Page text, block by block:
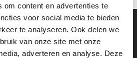
om content en advertenties te
voor social media te bieden
te analyseren. Ook delen we
van onze site met onze
adverteren en analyse. Deze
nieuws en aanbiedingen via email